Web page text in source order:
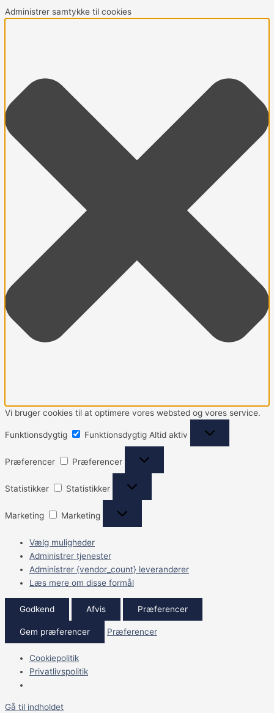
Administrer samtykke til cookies
Vi bruger cookies til at optimere vores websted og vores service.
Funktionsdygtig Funktionsdygtig Altid aktiv
Præferencer Præferencer
Statistikker Statistikker
Marketing Marketing
Vælg muligheder
Administrer tjenester
Administrer {vendor_count} leverandører
Læs mere om disse formål
Godkend Afvis Præferencer
Gem præferencer Præferencer
Cookiepolitik
Privatlivspolitik
Gå til indholdet